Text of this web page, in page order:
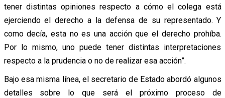
tener distintas opiniones respecto a cómo el colega está
ejerciendo el derecho a la defensa de su representado. Y
como decía, esta no es una acción que el derecho prohíba.
Por lo mismo, uno puede tener distintas interpretaciones
respecto a la prudencia o no de realizar esa acción”.
Bajo esa misma línea, el secretario de Estado abordó algunos
detalles sobre lo que será el próximo proceso de